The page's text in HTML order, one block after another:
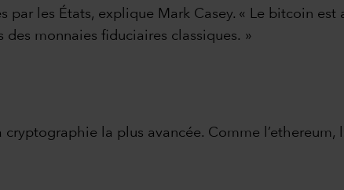
les États, explique Mark Casey. « Le bitcoin
monnaies fiduciaires classiques. »
la plus avancée. Comme l’ethereum,